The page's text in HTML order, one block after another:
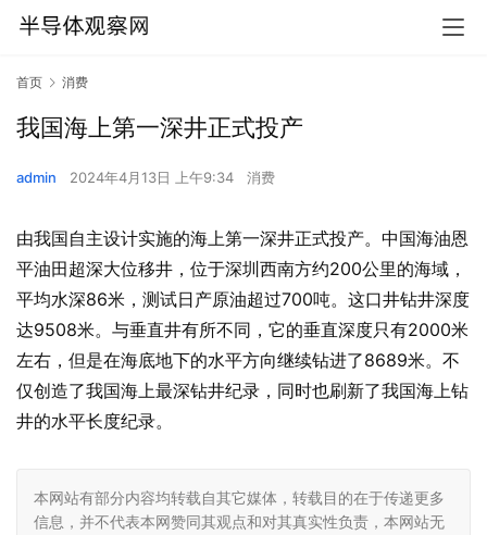
首页 消费
我国海上第一深井正式投产
admin 2024年4月13日 上午9:34 消费
由我国自主设计实施的海上第一深井正式投产。中国海油恩
平油田超深大位移井，位于深圳西南方约200公里的海域，
平均水深86米，测试日产原油超过700吨。这口井钻井深度
达9508米。与垂直井有所不同，它的垂直深度只有2000米
左右，但是在海底地下的水平方向继续钻进了8689米。不
仅创造了我国海上最深钻井纪录，同时也刷新了我国海上钻
井的水平长度纪录。
本网站有部分内容均转载自其它媒体，转载目的在于传递更多
信息，并不代表本网赞同其观点和对其真实性负责，本网站无